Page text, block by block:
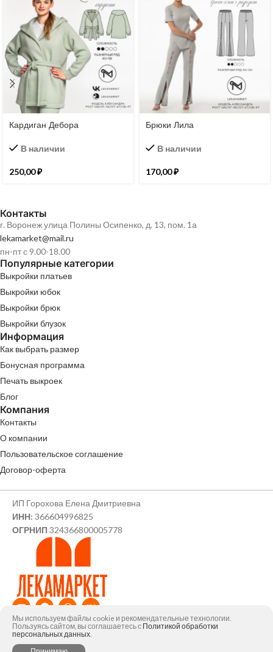
Кардиган Дебора
В наличии
250,00₽
Брюки Лила
В наличии
170,00₽
Контакты
г. Воронеж улица Полины Осипенко, д. 13, пом. 1а
lekamarket@mail.ru
пн-пт с 9.00-18.00
Популярные категории
Выкройки платьев
Выкройки юбок
Выкройки брюк
Выкройки блузок
Информация
Как выбрать размер
Бонусная программа
Печать выкроек
Блог
Компания
Контакты
О компании
Пользовательское соглашение
Договор-оферта
ИП Горохова Елена Дмитриевна
ИНН: 366604996825
ОГРНИП 324366800005778
© ИП Горохова Елена Дмитриевна, 2026
0
Мы используем файлы cookie и рекомендательные технологии.
Пользуясь сайтом, вы соглашаетесь с Политикой обработки
персональных данных